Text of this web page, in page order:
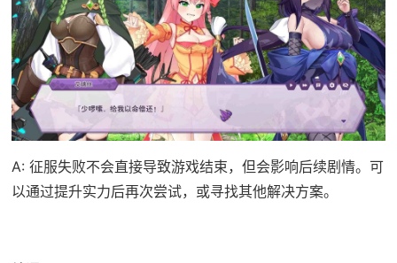
A: 征服失败不会直接导致游戏结束，但会影响后续剧情。可
以通过提升实力后再次尝试，或寻找其他解决方案。